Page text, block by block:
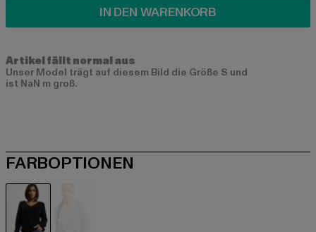
IN DEN WARENKORB
Artikel fällt normal aus
Unser Model trägt auf diesem Bild die Größe S und
ist NaN m groß.
FARBOPTIONEN